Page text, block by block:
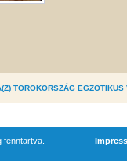
TÖRÖKORSZÁG
fenntartva.